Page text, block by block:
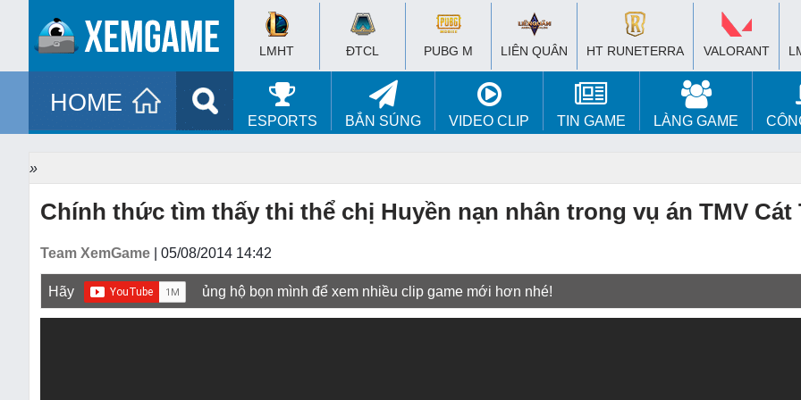
LMHT ĐTCL PUBG M LIÊN QUÂN HT RUNETERRA VALORANT
HOME
ESPORTS BẮN SÚNG VIDEO CLIP TIN GAME LÀNG GAME
»
Chính thức tìm thấy thi thể chị Huyền nạn nhân trong vụ án TMV
Team XemGame | 05/08/2014 14:42
Hãy ủng hộ bọn mình để xem nhiều clip game mới hơn nhé!